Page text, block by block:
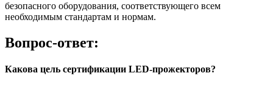
безопасного оборудования, соответствующего всем
необходимым стандартам и нормам.
Вопрос-ответ:
Какова цель сертификации LED-прожекторов?